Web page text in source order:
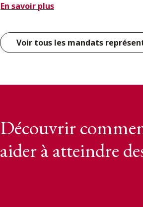
En savoir plus
Voir tous les mandats
Découvrir
aider à atteindre